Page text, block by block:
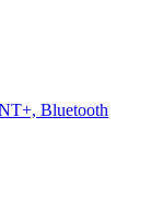
Bluetooth